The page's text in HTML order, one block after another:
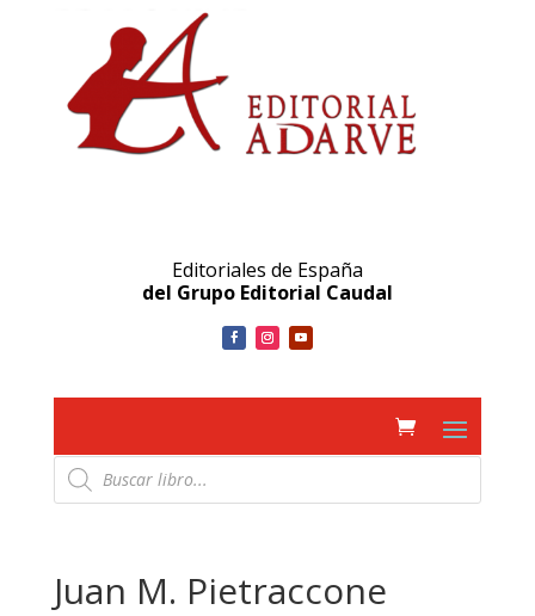
Editoriales de España
del Grupo Editorial Caudal
Búsqueda
de
productos
Juan M. Pietraccone